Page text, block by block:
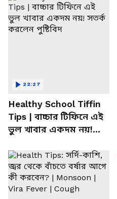
Healthy School Tiffin
Tips | বাচ্চার টিফিনে এই
ভুল খাবার একদম নয়!
22:27